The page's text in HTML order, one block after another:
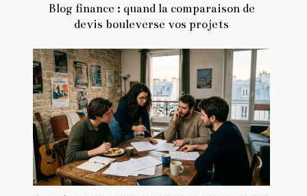
Blog finance : quand la comparaison de
devis bouleverse vos projets